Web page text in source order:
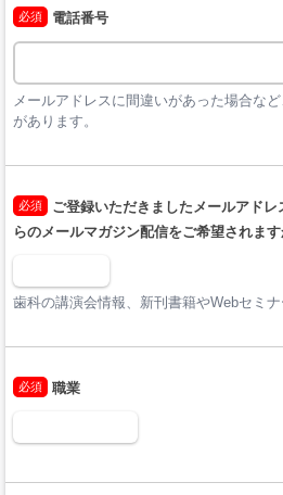
必須 電話番号
メールアドレスに間違いがあった場合な
があります。
必須
ご登録いただきましたメールアド
らのメールマガジン配信をご希望されます
歯科の講演会情報、新刊書籍やWebセミナ
必須 職業